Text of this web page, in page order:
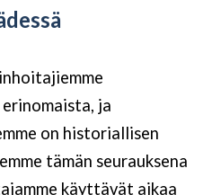
ja
on historiallisen
tämän seurauksena
käyttävät aikaa